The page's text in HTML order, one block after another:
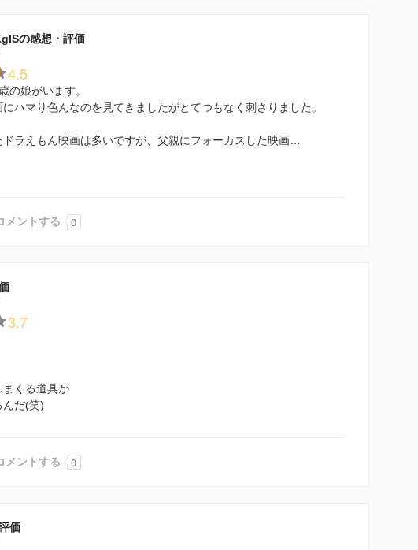
の感想・評価
4.5
の娘がいます。
ハマり色んなのを見てきましたがとてつもなく刺さりました。
ラえもん映画は多いですが、父親にフォーカスした映画…
メントする 0
3.7
まくる道具が
んだ(笑)
メントする 0
価